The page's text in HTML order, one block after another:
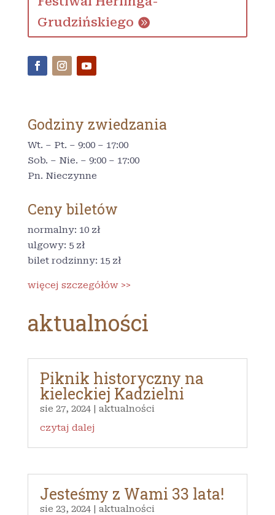
Grudzińskiego
Godziny zwiedzania
Wt. – Pt. – 9:00 – 17:00
Sob. – Nie. – 9:00 – 17:00
Pn. Nieczynne
Ceny biletów
normalny: 10 zł
ulgowy: 5 zł
bilet rodzinny: 15 zł
więcej szczegółów >>
aktualności
Piknik historyczny na
kieleckiej Kadzielni
sie 27, 2024| aktualności
czytaj dalej
Jesteśmy z Wami 33 lata!
sie 23, 2024| aktualności